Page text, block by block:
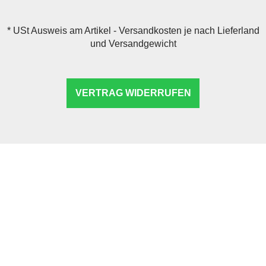
*USt Ausweis am Artikel - Versandkosten je nach Lieferland
und Versandgewicht
VERTRAG WIDERRUFEN